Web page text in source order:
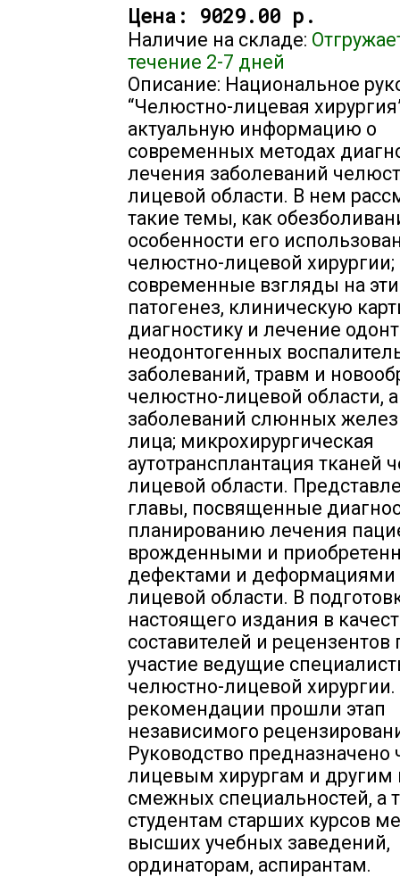
Цена: 9029.00 р.
Наличие на складе:
течение 2-7 дней
Описание: Национальное
“Челюстно-лицевая
актуальную информацию о
современных методах
лечения заболеваний
лицевой области. В нем
такие темы, как
особенности его
челюстно-лицевой хирургии;
современные взгляды на
патогенез, клиническую
диагностику и лечение
неодонтогенных
заболеваний, травм и
челюстно-лицевой области,
заболеваний слюнных
лица; микрохирургическая
аутотрансплантация тканей
лицевой области.
главы, посвященные
планированию лечения
врожденными и
дефектами и деформациями
лицевой области. В
настоящего издания в
составителей и
участие ведущие
челюстно-лицевой хирургии.
рекомендации прошли этап
независимого
Руководство предназначено
лицевым хирургам и другим
смежных специальностей, а
студентам старших курсов
высших учебных заведений,
ординаторам, аспирантам.